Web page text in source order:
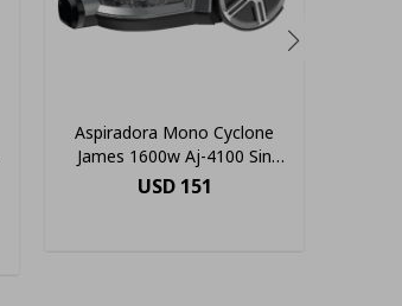
Aspiradora Mono Cyclone
James 1600w Aj-4100 Sin
Bolsa 2 Lts Color Azul/negro
USD 151